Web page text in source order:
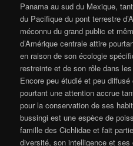
Panama au sud du Mexique,
du Pacifique du pont terrestre
méconnu du grand public et
d’Amérique centrale attire
en raison de son écologie
restreinte et de son rôle dans
Encore peu étudié et peu
pourtant une attention accrue
pour la conservation de ses
bussingi est une espèce de
famille des Cichlidae et fait
diversité, son intelligence et